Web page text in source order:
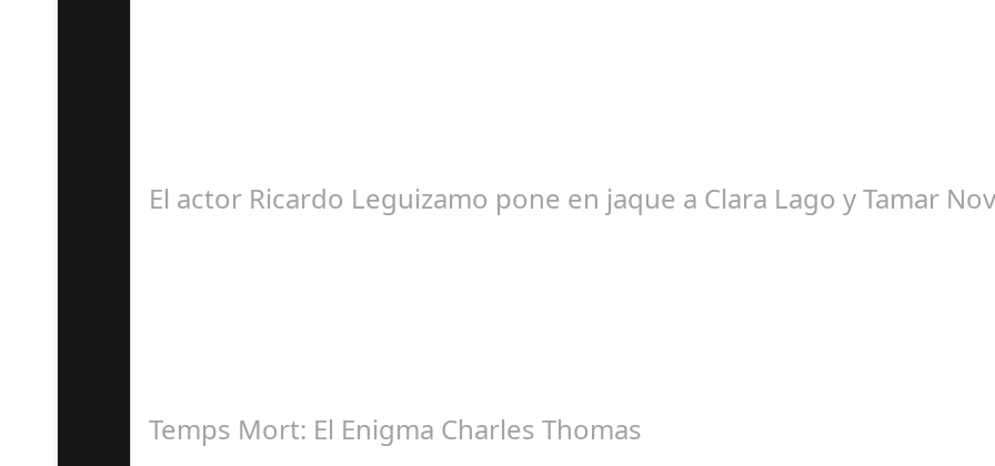
El actor Ricardo Leguizamo pone en jaque a Clara Lago y Tamar
Temps Mort: El Enigma Charles Thomas